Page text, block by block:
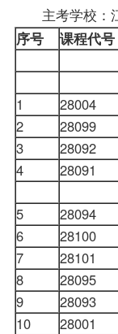
主考学校：
序号 课程代号
1
28004
2
28099
3
28092
4
28091
5
28094
6
28100
7
28101
8
28095
9
28093
10
28001